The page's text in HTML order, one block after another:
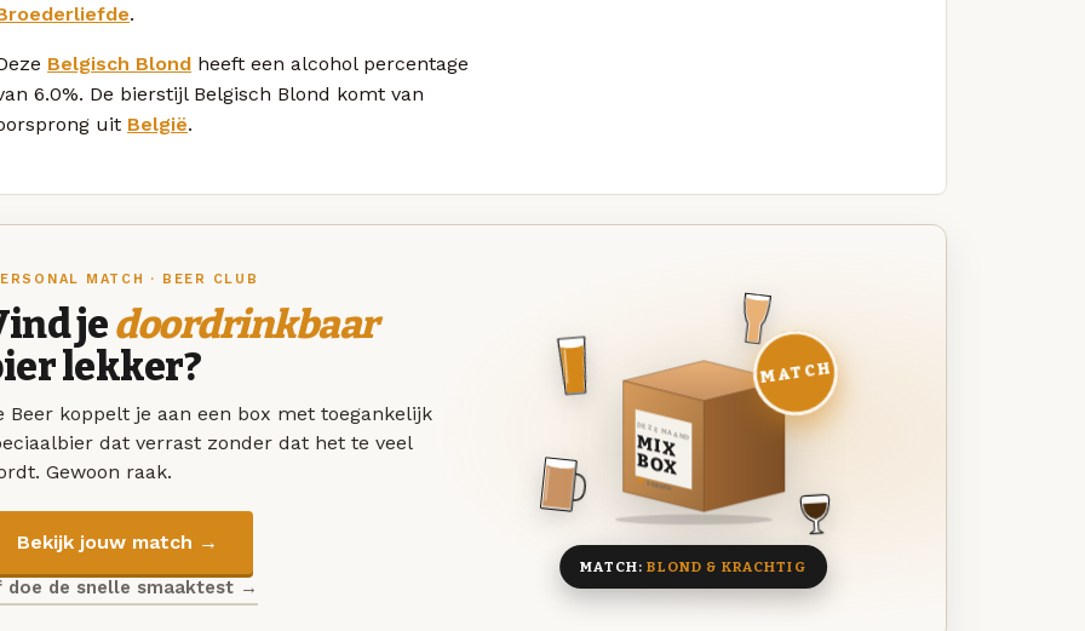
.
Belgisch Blond heeft een alcohol percentage
6.0%. De bierstijl Belgisch Blond komt van
uit België.
MATCH · BEER CLUB
jedoordrinkbaar
lekker?
Beer koppelt je aan een box met toegankelijk
dat verrast zonder dat het te veel
Gewoon raak.
Bekijk jouw match →
doe de snelle smaaktest →
DEZE MAAND
MIX
BOX
8 BIEREN
MATCH
MATCH:BLOND & KRACHTIG